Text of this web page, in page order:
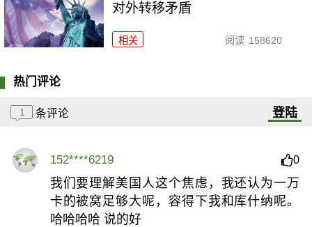
对外转移矛盾
相关 阅读 158620
热门评论
1 条评论 登陆
152****6219 0
我们要理解美国人这个焦虑，我还认为一万
卡的被窝足够大呢，容得下我和库什纳呢。
哈哈哈哈 说的好